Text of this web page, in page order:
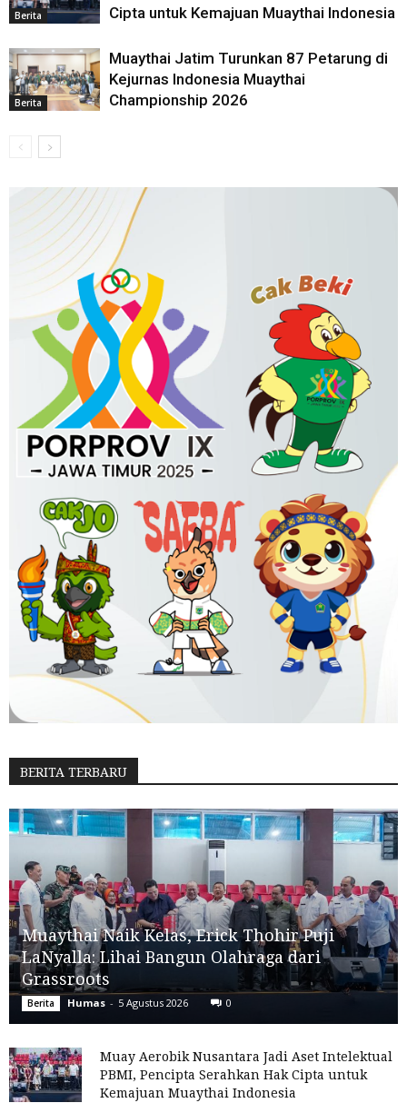
Berita
Cipta untuk Kemajuan Muaythai Indonesia
Berita
Muaythai Jatim Turunkan 87 Petarung di
Kejurnas Indonesia Muaythai
Championship 2026
BERITA TERBARU
Muaythai Naik Kelas, Erick Thohir Puji
LaNyalla: Lihai Bangun Olahraga dari
Grassroots
Berita Humas - 5 Agustus 2026 0
Muay Aerobik Nusantara Jadi Aset Intelektual
PBMI, Pencipta Serahkan Hak Cipta untuk
Kemajuan Muaythai Indonesia